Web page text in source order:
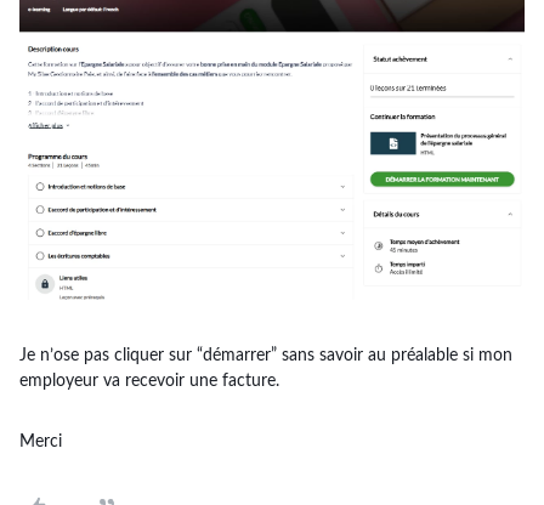
Je n’ose pas cliquer sur “démarrer” sans savoir au préalable si mon
employeur va recevoir une facture.
Merci